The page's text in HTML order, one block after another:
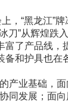
，“黑龙江”
刀”从辉煌
了产品线
和护具也
产业基础，
同发展；面